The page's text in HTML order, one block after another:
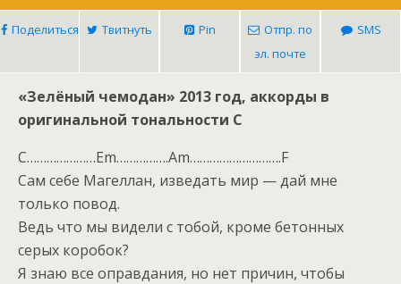
Поделиться Твитнуть Pin
Отпр. по
эл. почте
SMS
«Зелёный чемодан» 2013 год, аккорды в
оригинальной тональности С
C…………………Em…………….Am……………………….F
Сам себе Магеллан, изведать мир — дай мне
только повод.
Ведь что мы видели с тобой, кроме бетонных
серых коробок?
Я знаю все оправдания, но нет причин, чтобы